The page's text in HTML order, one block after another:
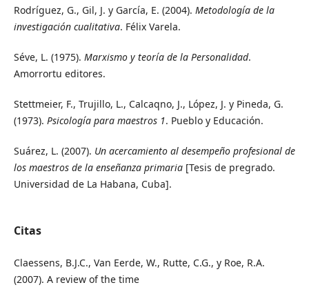
Rodríguez, G., Gil, J. y García, E. (2004). Metodología de la
investigación cualitativa. Félix Varela.
Séve, L. (1975). Marxismo y teoría de la Personalidad.
Amorrortu editores.
Stettmeier, F., Trujillo, L., Calcaqno, J., López, J. y Pineda, G.
(1973). Psicología para maestros 1. Pueblo y Educación.
Suárez, L. (2007). Un acercamiento al desempeño profesional de
los maestros de la enseñanza primaria[Tesis de pregrado.
Universidad de La Habana, Cuba].
Citas
Claessens, B.J.C., Van Eerde, W., Rutte, C.G., y Roe, R.A.
(2007). A review of the time